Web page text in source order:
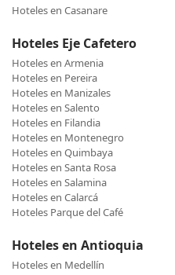
Hoteles en Casanare
Hoteles Eje Cafetero
Hoteles en Armenia
Hoteles en Pereira
Hoteles en Manizales
Hoteles en Salento
Hoteles en Filandia
Hoteles en Montenegro
Hoteles en Quimbaya
Hoteles en Santa Rosa
Hoteles en Salamina
Hoteles en Calarcá
Hoteles Parque del Café
Hoteles en Antioquia
Hoteles en Medellín